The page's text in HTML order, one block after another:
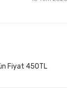
Fiyat 450TL